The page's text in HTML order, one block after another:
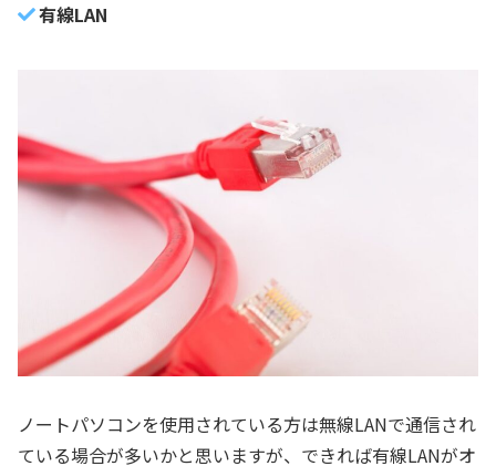
有線LAN
ノートパソコンを使用されている方は無線LANで通信され
ている場合が多いかと思いますが、できれば有線LANがオ